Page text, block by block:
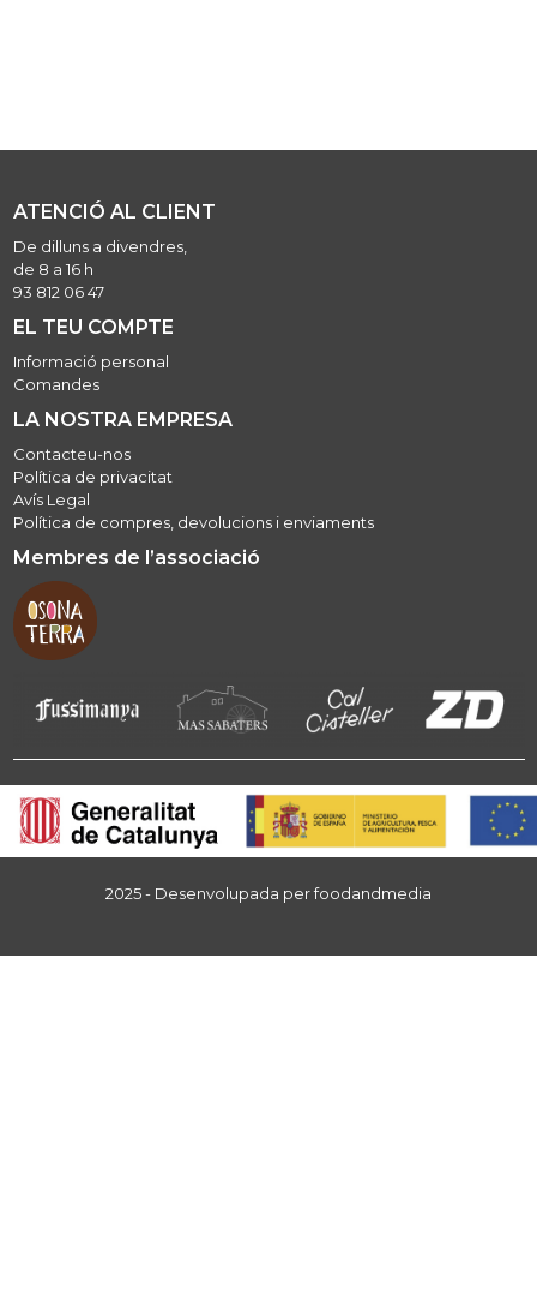
ATENCIÓ AL CLIENT
De dilluns a divendres,
de 8 a 16 h
93 812 06 47
EL TEU COMPTE
Informació personal
Comandes
LA NOSTRA EMPRESA
Contacteu-nos
Política de privacitat
Avís Legal
Política de compres, devolucions i enviaments
Membres de l’associació
2025 - Desenvolupada perfoodandmedia